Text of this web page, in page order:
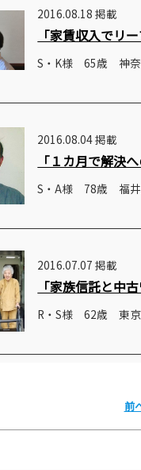
2016.08.18 掲載
「家賃収入でリ
S・K様 65歳 神奈
2016.08.04 掲載
「１カ月で解決
S・A様 78歳 福井
2016.07.07 掲載
「家族信託と中
R・S様 62歳 東京
前